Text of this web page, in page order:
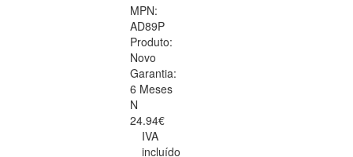
MPN:
AD89P
Produto:
Novo
Garantia:
6 Meses
N
24.94€
IVA
incluído